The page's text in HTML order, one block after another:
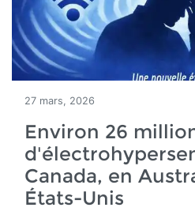
27 mars, 2026
Environ 26
Canada, en
États-Unis